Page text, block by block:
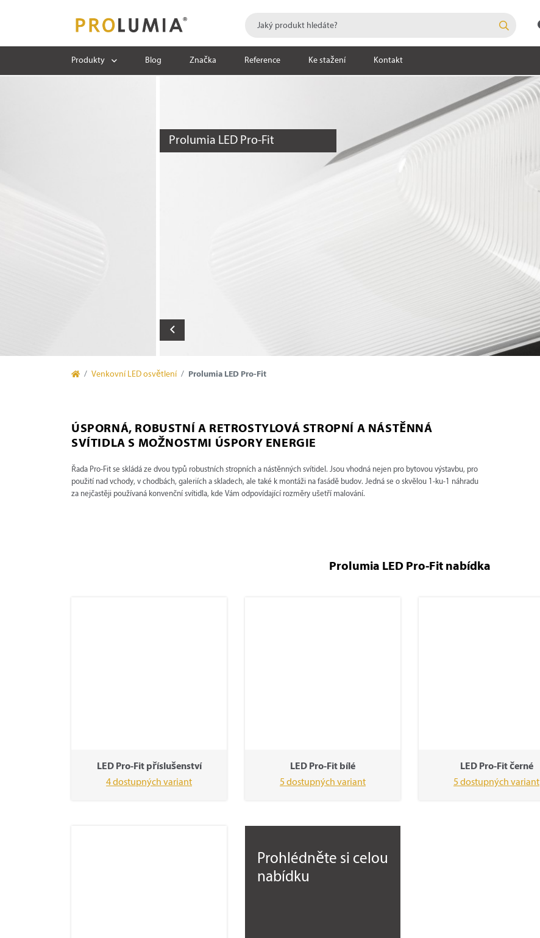
Produkty Blog Značka Reference Ke stažení Kontakt
Prolumia LED Pro-Fit
Venkovní LED osvětlení Prolumia LED Pro-Fit
ÚSPORNÁ, ROBUSTNÍ A RETROSTYLOVÁ STROPNÍ A NÁSTĚNNÁ
SVÍTIDLA S MOŽNOSTMI ÚSPORY ENERGIE
Řada Pro-Fit se skládá ze dvou typů robustních stropních a nástěnných svítidel. Jsou vhodná nejen pro bytovou výstavbu, pro
použití nad vchody, v chodbách, galeriích a skladech, ale také k montáži na fasádě budov. Jedná se o skvělou 1-ku-1 náhradu
za nejčastěji používaná konvenční svítidla, kde Vám odpovídající rozměry ušetří malování.
Prolumia LED Pro-Fit nabídka
LED Pro-Fit příslušenství
4 dostupných variant
LED Pro-Fit bílé
5 dostupných variant
LED Pro-Fit černé
5 dostupných variant
Prohlédněte si celou
nabídku